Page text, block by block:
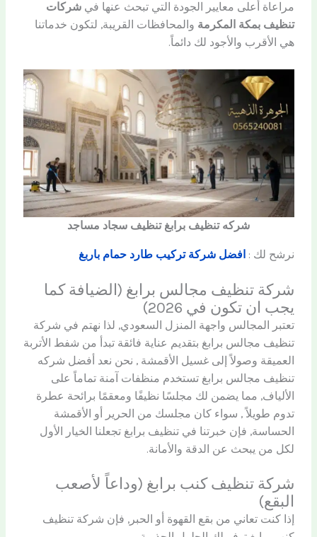
مراعاة أعلى معايير الجودة التي تبحث عنها فيشركات
تنظيف بمكة المكرمة والمحافظات القريبة, لتكون خدماتنا
هي الأقرب والأجود لك دائماً.
شركه تنظيف برابغ تنظيف سجاد مساجد
نرشح لك : افضل شركة تركيب طارد حمام باربغ
شركة تنظيف مجالس برابغ (الضيافة كما
يجب ان تكون في 2026)
تعتبر المجالس واجهة المنزل السعودي, لذا نهتم في شركة
تنظيف مجالس برابغ بتقديم عناية فائقة تبدأ من شفط الأتربة
العميقة وصولاً إلى غسيل الأقمشة , نحن نعد أفضل شركه
تنظيف مجالس برابغ تستخدم منظفات آمنة تماماً على
الألياف, مما يضمن لك مجلسًا نظيفًا ومعقمًا برائحة عطرة
تدوم طويلاً , سواء كان مجلسك من الحرير أو الأقمشة
الحساسة, فإن خبرتنا في تنظيف برابغ تجعلنا الخيار الأول
لكل من يبحث عن الدقة والأمانة.
شركة تنظيف كنب برابغ (وداعاً لأصعب
البقع)
إذا كنت تعاني من بقع القهوة أو الحبر, فإن شركة تنظيف